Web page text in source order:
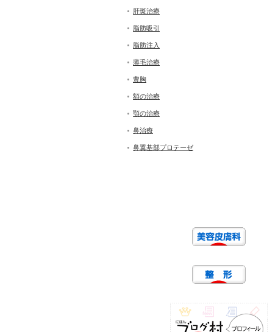
肝斑治療
脂肪吸引
脂肪注入
薄毛治療
豊胸
額の治療
顎の治療
鼻治療
鼻翼基部プロテーゼ